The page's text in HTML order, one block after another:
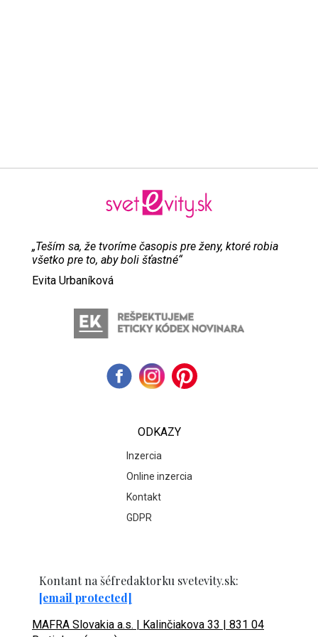
„Teším sa, že tvoríme časopis pre ženy, ktoré robia
všetko pre to, aby boli šťastné“
Evita Urbaníková
ODKAZY
Inzercia
Online inzercia
Kontakt
GDPR
Kontant na šéfredaktorku svetevity.sk:
[email protected]
MAFRA Slovakia a.s. | Kalinčiakova 33 | 831 04